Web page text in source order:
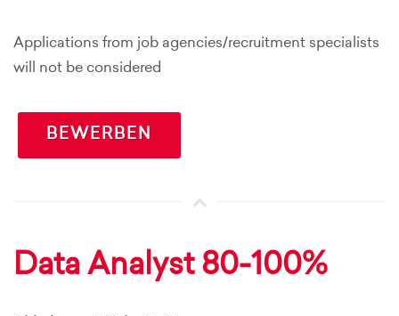
Applications from job agencies/recruitment specialists
will not be considered
BEWERBEN
Data Analyst 80-100%